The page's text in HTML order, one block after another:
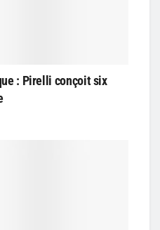
: Pirelli conçoit six